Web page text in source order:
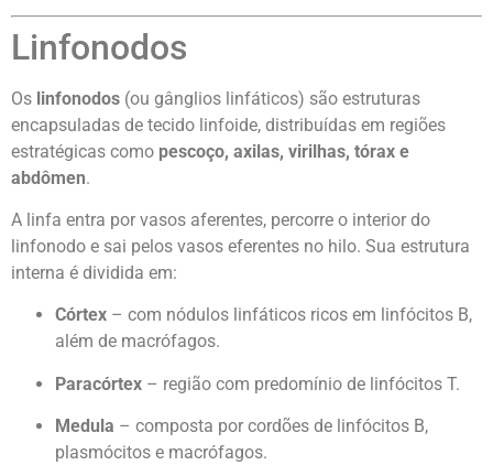
Linfonodos
Os linfonodos (ou gânglios linfáticos) são estruturas
encapsuladas de tecido linfoide, distribuídas em regiões
estratégicas como pescoço, axilas, virilhas, tórax e
abdômen.
A linfa entra por vasos aferentes, percorre o interior do
linfonodo e sai pelos vasos eferentes no hilo. Sua estrutura
interna é dividida em:
Córtex – com nódulos linfáticos ricos em linfócitos B,
além de macrófagos.
Paracórtex – região com predomínio de linfócitos T.
Medula – composta por cordões de linfócitos B,
plasmócitos e macrófagos.